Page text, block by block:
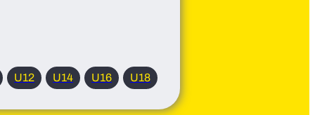
U12 U14 U16 U18